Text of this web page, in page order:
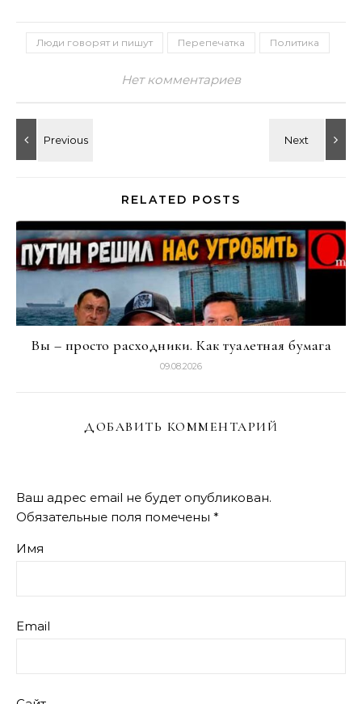
Люди говорят и пишут Перепечатка Политика
Нет комментариев
RELATED POSTS
Вы – просто расходники. Как туалетная бумага
09.08.2026
ДОБАВИТЬ КОММЕНТАРИЙ
Ваш адрес email не будет опубликован.
Обязательные поля помечены *
Имя
Email